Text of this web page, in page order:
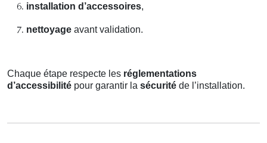
installation d’accessoires,
nettoyage avant validation.
Chaque étape respecte les réglementations
d’accessibilité pour garantir la sécurité de l’installation.